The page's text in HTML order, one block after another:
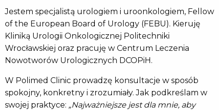
Jestem specjalistą urologiem i uroonkologiem, Fellow
of the European Board of Urology (FEBU). Kieruję
Kliniką Urologii Onkologicznej Politechniki
Wrocławskiej oraz pracuję w Centrum Leczenia
Nowotworów Urologicznych DCOPiH.
W Polimed Clinic prowadzę konsultacje w sposób
spokojny, konkretny i zrozumiały. Jak podkreślam w
swojej praktyce: „Najważniejsze jest dla mnie, aby